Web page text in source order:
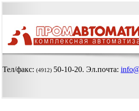
Тел/факс: (4912) 50-10-20. Эл.почта: